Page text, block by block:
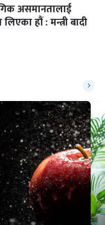
असमानतालाई
लिएका हौं : मन्त्री बादी